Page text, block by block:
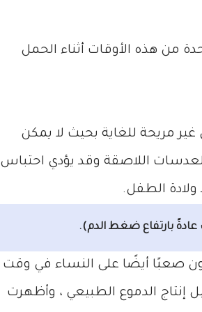
من هذه الأوقات أثناء الحمل
مريحة للغاية بحيث لا يمكن
اللاصقة وقد يؤدي احتباس
الطفل.
بارتفاع ضغط الدم).
صعبًا أيضًا على النساء في وقت
إنتاج الدموع الطبيعي ، وأظهرت